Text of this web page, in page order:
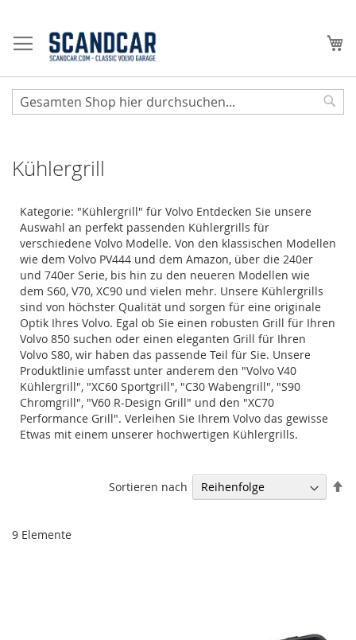
Inhalt
springen
Kühlergrill
Kategorie: "Kühlergrill" für Volvo Entdecken Sie unsere
Auswahl an perfekt passenden Kühlergrills für
verschiedene Volvo Modelle. Von den klassischen Modellen
wie dem Volvo PV444 und dem Amazon, über die 240er
und 740er Serie, bis hin zu den neueren Modellen wie
dem S60, V70, XC90 und vielen mehr. Unsere Kühlergrills
sind von höchster Qualität und sorgen für eine originale
Optik Ihres Volvo. Egal ob Sie einen robusten Grill für Ihren
Volvo 850 suchen oder einen eleganten Grill für Ihren
Volvo S80, wir haben das passende Teil für Sie. Unsere
Produktlinie umfasst unter anderem den "Volvo V40
Kühlergrill", "XC60 Sportgrill", "C30 Wabengrill", "S90
Chromgrill", "V60 R-Design Grill" und den "XC70
Performance Grill". Verleihen Sie Ihrem Volvo das gewisse
Etwas mit einem unserer hochwertigen Kühlergrills.
9 Elemente
Sortieren nach